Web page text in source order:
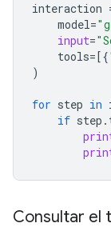
interaction
model=
input=
tools=[{
)
for step in
if step .
Consultar el